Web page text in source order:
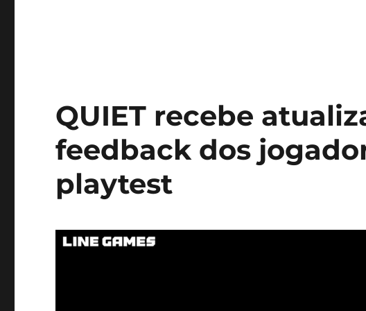
QUIET recebe
feedback dos
playtest